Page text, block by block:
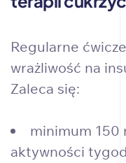
Regularne
wrażliwość na
Zaleca się:
minimum 150
aktywności